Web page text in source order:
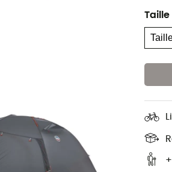
Taille